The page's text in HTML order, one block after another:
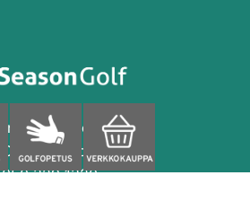
Finnoonpuisto 4
02280 Espoo
050 329 1320